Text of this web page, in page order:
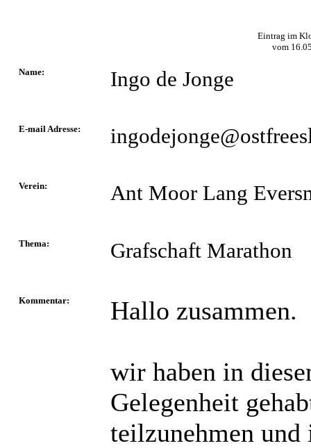
Eintrag im
vom
Name: Ingo de Jonge
E-mail Adresse:
Verein: Ant Moor Lang
Thema: Grafschaft Marathon
Kommentar: Hallo zusammen.
wir haben in
Gelegenheit
teilzunehmen